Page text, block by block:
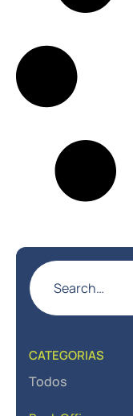
CATEGORIAS
Todos